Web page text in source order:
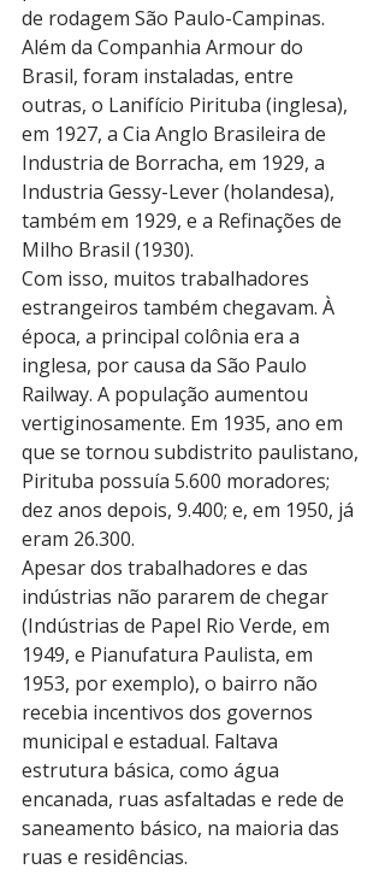
de rodagem São Paulo-Campinas.
Além da Companhia Armour do
Brasil, foram instaladas, entre
outras, o Lanifício Pirituba (inglesa),
em 1927, a Cia Anglo Brasileira de
Industria de Borracha, em 1929, a
Industria Gessy-Lever (holandesa),
também em 1929, e a Refinações de
Milho Brasil (1930).
Com isso, muitos trabalhadores
estrangeiros também chegavam. À
época, a principal colônia era a
inglesa, por causa da São Paulo
Railway. A população aumentou
vertiginosamente. Em 1935, ano em
que se tornou subdistrito paulistano,
Pirituba possuía 5.600 moradores;
dez anos depois, 9.400; e, em 1950, já
eram 26.300.
Apesar dos trabalhadores e das
indústrias não pararem de chegar
(Indústrias de Papel Rio Verde, em
1949, e Pianufatura Paulista, em
1953, por exemplo), o bairro não
recebia incentivos dos governos
municipal e estadual. Faltava
estrutura básica, como água
encanada, ruas asfaltadas e rede de
saneamento básico, na maioria das
ruas e residências.